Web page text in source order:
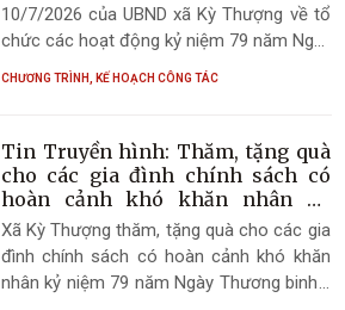
10/7/2026 của UBND xã Kỳ Thượng về tổ
chức các hoạt động kỷ niệm 79 năm Ngày
Thương binh - Liệt sĩ (27/7/1947 -
xã Kỳ Thượng đã tổ chức Lễ dâng hoa,
dâng hương tưởng niệm các Anh hùng liệt
sĩ tại Nghĩa trang Liệt sĩ xã Kỳ Khang và
Đài tưởng niệm các Anh hùng liệt sĩ trên
địa bàn xã.
CHƯƠNG TRÌNH, KẾ HOẠCH CÔNG TÁC
Tin Truyền hình: Thăm, tặng quà
cho các gia đình chính sách có
hoàn cảnh khó khăn nhân kỷ
niệm 79 năm Ngày Thương binh -
Liệt sĩ
Xã Kỳ Thượng thăm, tặng quà cho các gia
đình chính sách có hoàn cảnh khó khăn
nhân kỷ niệm 79 năm Ngày Thương binh -